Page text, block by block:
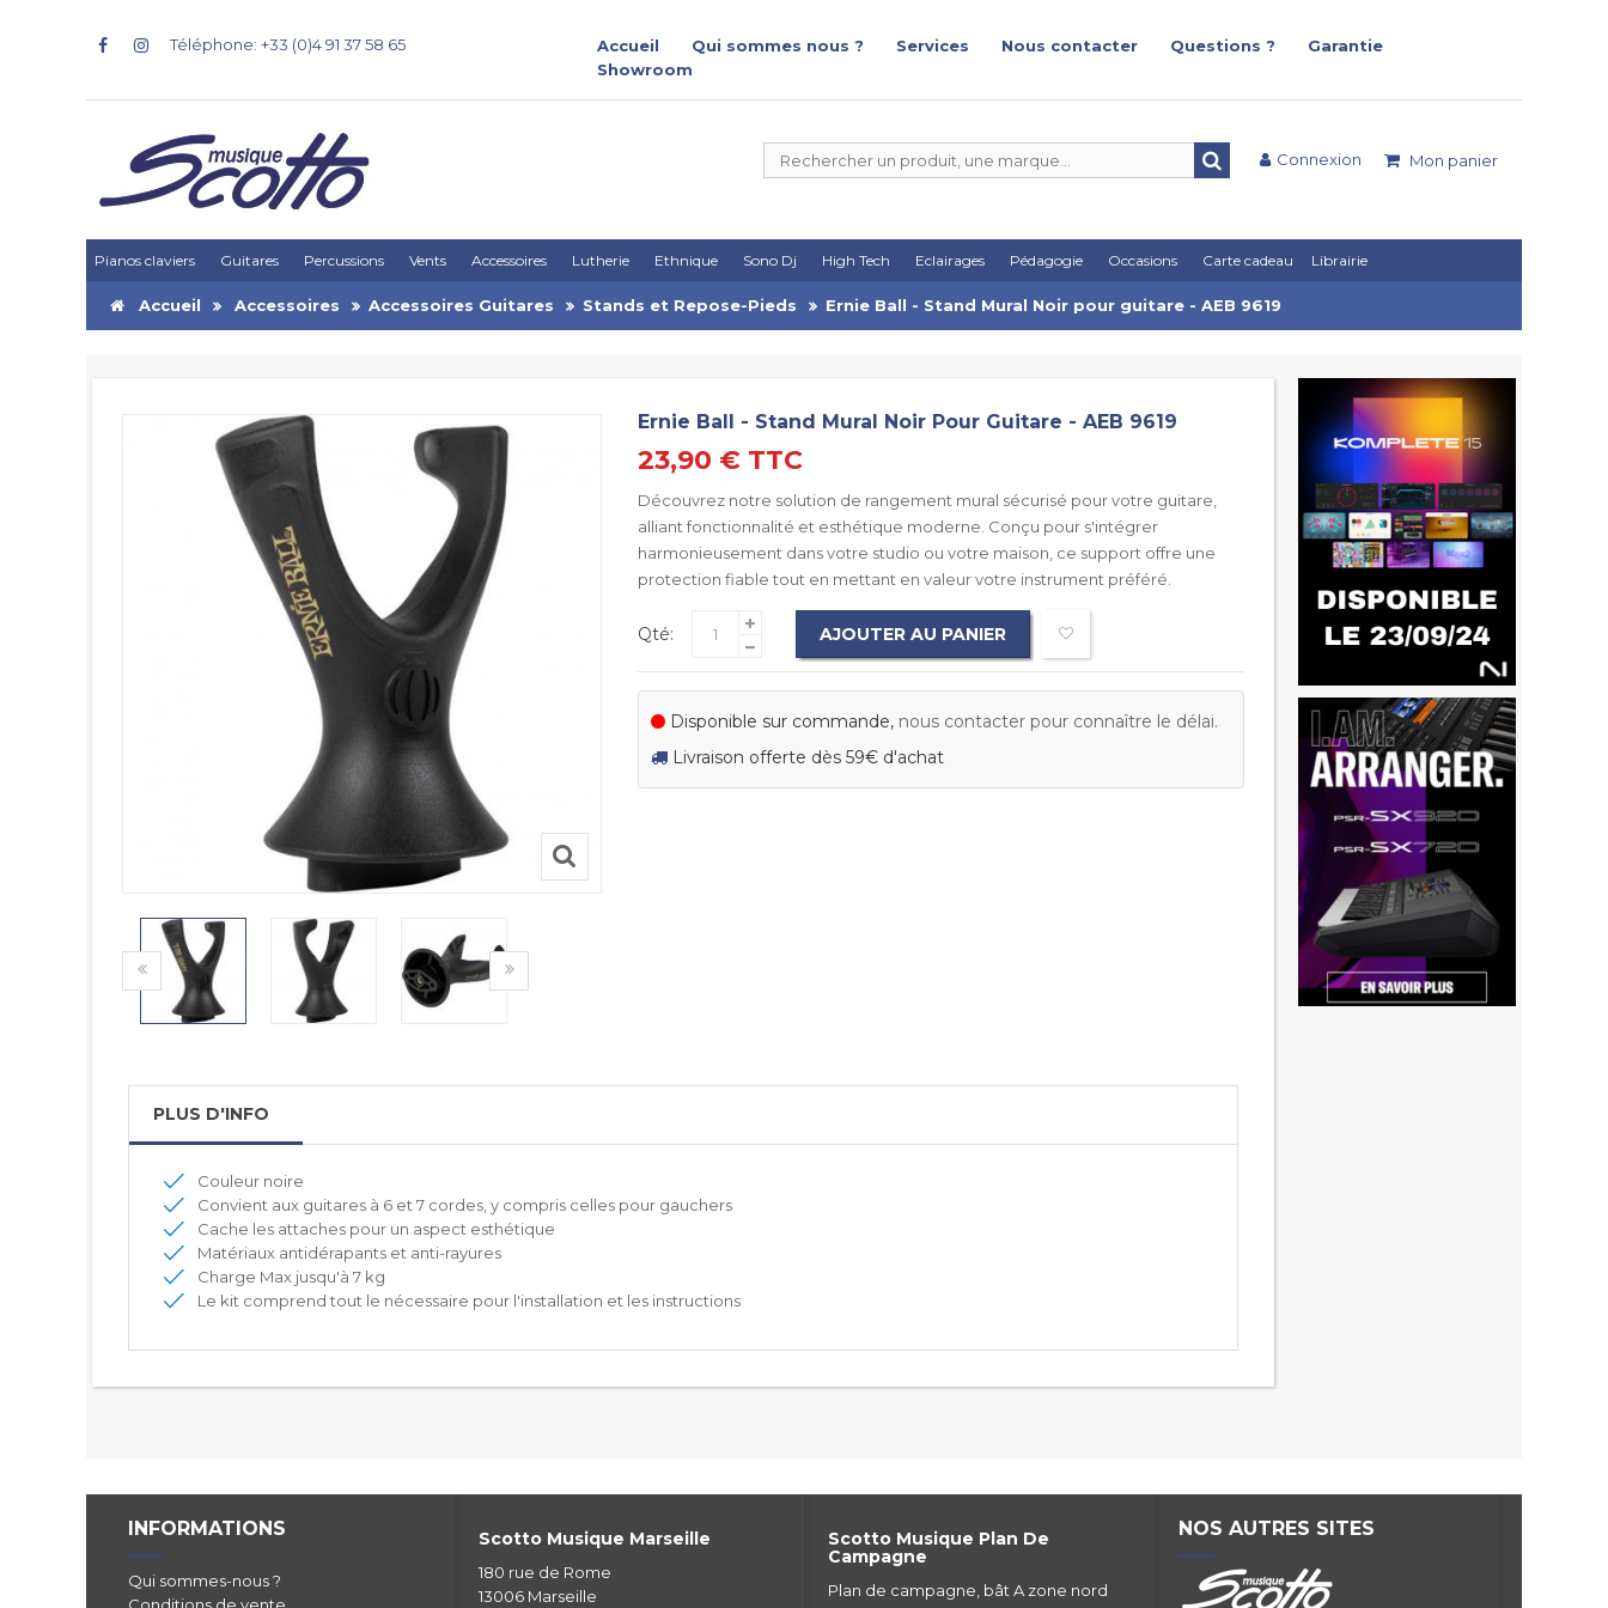
Téléphone: +33 (0)4 91 37 58 65 Accueil Qui sommes nous ? Services Nous contacter Questions ?
Garantie
Showroom
Mon panier
Connexion
Pianos claviers Guitares Percussions Vents Accessoires Lutherie Ethnique Sono Dj High Tech Eclairages Pédagogie Occasions Carte cadeau Librairie
Accueil Accessoires Accessoires Guitares Stands et Repose-Pieds Ernie Ball - Stand Mural Noir pour guitare - AEB 9619
Ernie Ball - Stand Mural Noir Pour Guitare - AEB 9619
23,90 € TTC
Découvrez notre solution de rangement mural sécurisé pour votre guitare,
alliant fonctionnalité et esthétique moderne. Conçu pour s'intégrer
harmonieusement dans votre studio ou votre maison, ce support offre une
protection fiable tout en mettant en valeur votre instrument préféré.
Qté: AJOUTER AU PANIER
Disponible sur commande, nous contacter pour connaître le délai.
Livraison offerte dès 59€ d'achat
PLUS D'INFO
Couleur noire
Convient aux guitares à 6 et 7 cordes, y compris celles pour gauchers
Cache les attaches pour un aspect esthétique
Matériaux antidérapants et anti-rayures
Charge Max jusqu'à 7 kg
Le kit comprend tout le nécessaire pour l'installation et les instructions
INFORMATIONS
Qui sommes-nous ?
Scotto Musique Marseille
180 rue de Rome
13006 Marseille
Scotto Musique Plan De
Campagne
Plan de campagne, bât A zone nord
NOS AUTRES SITES